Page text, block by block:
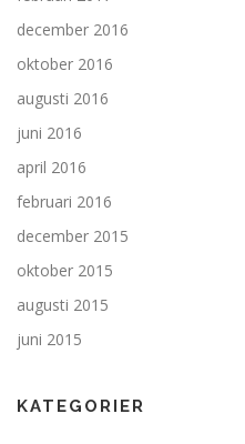
december 2016
oktober 2016
augusti 2016
juni 2016
april 2016
februari 2016
december 2015
oktober 2015
augusti 2015
juni 2015
KATEGORIER